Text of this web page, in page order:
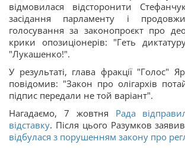
відмовилася відсторонити
засідання парламенту і
голосування за законопроєкт про
крики опозиціонерів: "Геть
"Лукашенко!".
У результаті, глава фракції "Голос"
повідомив: "Закон про олігархів
підпис передали не той варіант".
Нагадаємо, 7 жовтня Рада
відставку. Після цього Разумков
відбулася з порушенням закону про